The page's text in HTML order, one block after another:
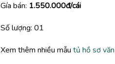
Gía bán: 1.550.000đ/cái
Số lượng: 01
Xem thêm nhiều mẫu tủ hồ sơ